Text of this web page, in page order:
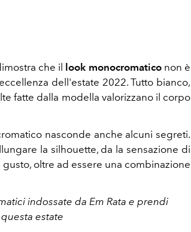
che il look monocromaticonon è
dell'estate 2022. Tutto bianco,
fatte dalla modella valorizzano il corpo
nasconde anche alcuni segreti.
la silhouette, da la sensazione di
oltre ad essere una combinazione
indossate da Em Rata e prendi
estate